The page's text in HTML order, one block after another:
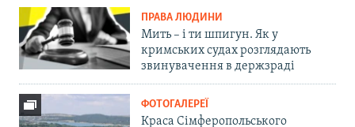
ПРАВА ЛЮДИНИ
Мить – і ти шпигун. Як у
кримських судах розглядають
звинувачення в держзраді
ФОТОГАЛЕРЕЇ
Краса Сімферопольського